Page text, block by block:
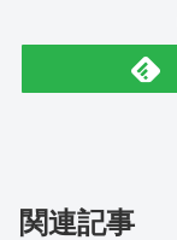
関連記事